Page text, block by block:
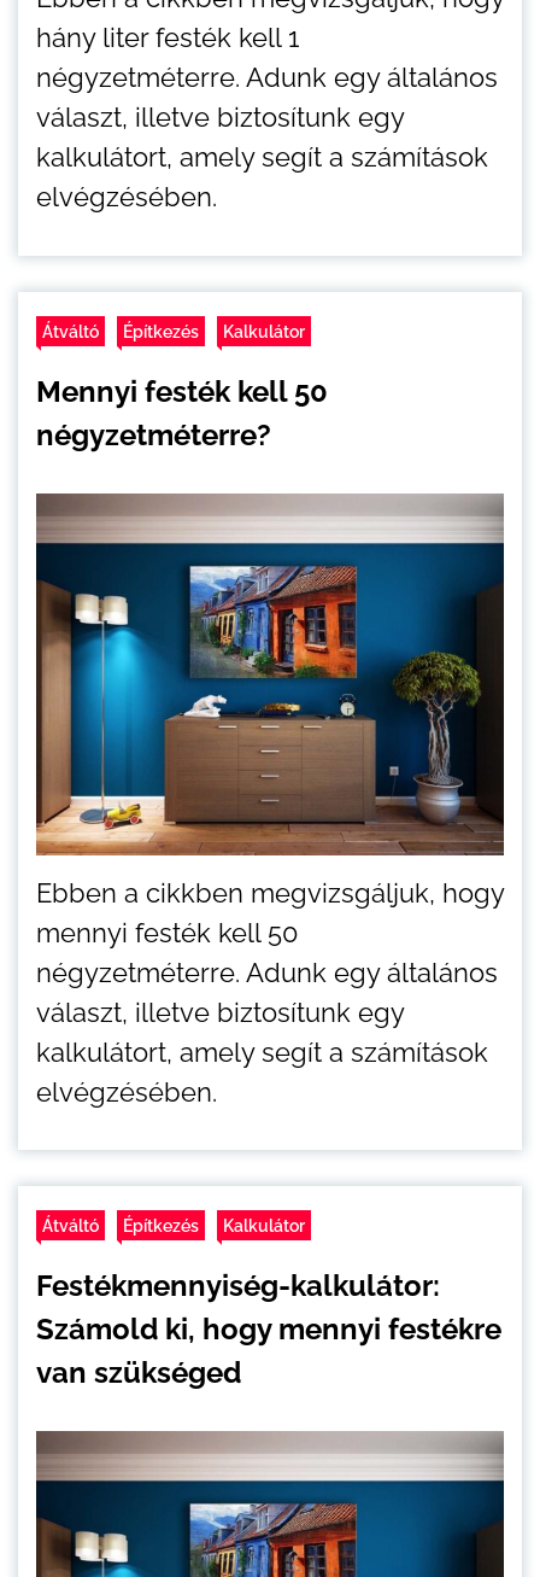
hány liter festék kell 1
négyzetméterre. Adunk egy általános
választ, illetve biztosítunk egy
kalkulátort, amely segít a számítások
elvégzésében.
Átváltó Építkezés Kalkulátor
Mennyi festék kell 50
négyzetméterre?
Ebben a cikkben megvizsgáljuk, hogy
mennyi festék kell 50
négyzetméterre. Adunk egy általános
választ, illetve biztosítunk egy
kalkulátort, amely segít a számítások
elvégzésében.
Átváltó Építkezés Kalkulátor
Festékmennyiség-kalkulátor:
Számold ki, hogy mennyi festékre
van szükséged